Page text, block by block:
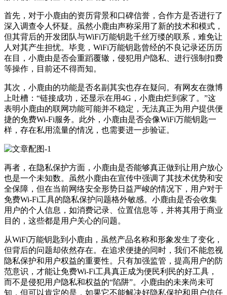
首先，对于小鹿由的资历背景和口碑信誉，合作方是否进行了
深入调查令人怀疑。虽然小鹿由声称采用了新的技术和模式，
但其背后的开发团队与WiFi万能钥匙千丝万缕的联系，难免让
人对其产生担忧。毕竟，WiFi万能钥匙曾经的不良记录还历历
在目，小鹿由是否会重蹈覆辙，侵犯用户隐私、进行强制扣费
等操作，目前还不得而知。
其次，小鹿由的功能是否名副其实也存在疑问。有网友在微博
上吐槽：“链接成功，还显示在用4G，小鹿由烂到家了。”这
表明小鹿由的联网功能可能并不稳定，无法真正为用户提供便
捷的免费Wi-Fi服务。此外，小鹿由是否会像WiFi万能钥匙一
样，存在私用流量的情况，也需要进一步验证。
再者，在隐私保护方面，小鹿由是否能够真正做到让用户放心
也是一个未知数。虽然小鹿由在宣传中强调了其技术优势和安
全保障，但在当前网络安全形势日益严峻的情况下，用户对于
免费Wi-Fi工具的隐私保护问题格外敏感。小鹿由是否会收集
用户的个人信息，如消费记录、位置信息等，并将其用于商业
目的，这些都是用户关心的问题。
从WiFi万能钥匙到小鹿由，虽然产品名称和形象发生了变化，
但背后的问题却依然存在。在追求便捷的同时，我们不能忽视
隐私保护和用户权益的重要性。只有加强监管，提高用户的防
范意识，才能让免费Wi-Fi工具真正成为便民利民的好工具，
而不是侵犯用户隐私和权益的“陷阱”。小鹿由的未来尚未可
知，但可以肯定的是，如果它不能解决好隐私保护和用户信任